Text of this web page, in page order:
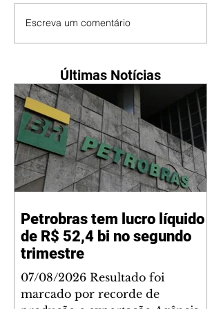
Escreva um comentário
Últimas Notícias
Petrobras tem lucro líquido
de R$ 52,4 bi no segundo
trimestre
07/08/2026 Resultado foi
marcado por recorde de